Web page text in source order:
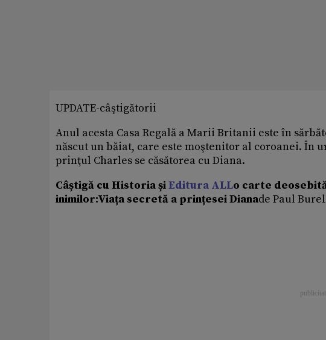
UPDATE-câştigătorii
Anul acesta Casa Regală a Marii Britanii este în
născut un băiat, care este moştenitor al coroanei. În
prinţul Charles se căsătorea cu Diana.
Câștigă cu Historia șiEditura ALLo carte
inimilor:Viața secretă a prințesei Dianade Paul